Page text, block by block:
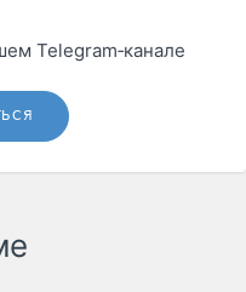
Telegram‑канале